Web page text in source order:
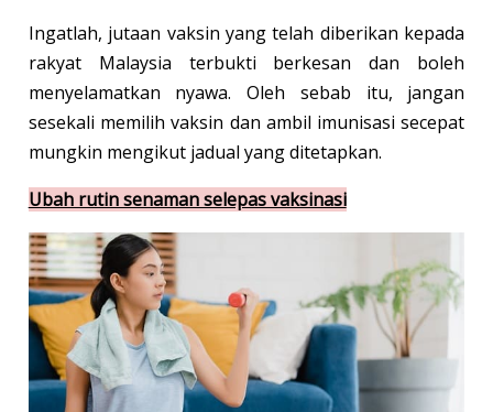
Ingatlah, jutaan vaksin yang telah diberikan kepada
rakyat Malaysia terbukti berkesan dan boleh
menyelamatkan nyawa. Oleh sebab itu, jangan
sesekali memilih vaksin dan ambil imunisasi secepat
mungkin mengikut jadual yang ditetapkan.
Ubah rutin senaman selepas vaksinasi